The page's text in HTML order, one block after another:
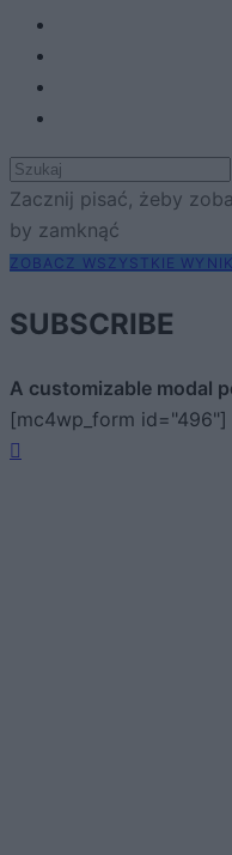
Zacznij pisać, żeby
by zamknąć
ZOBACZ WSZYSTKIE
SUBSCRIBE
A customizable modal
[mc4wp_form id="496"]